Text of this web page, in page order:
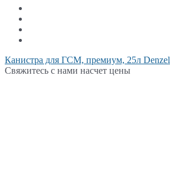
Канистра для ГСМ, премиум, 25л Denzel
Свяжитесь с нами насчет цены